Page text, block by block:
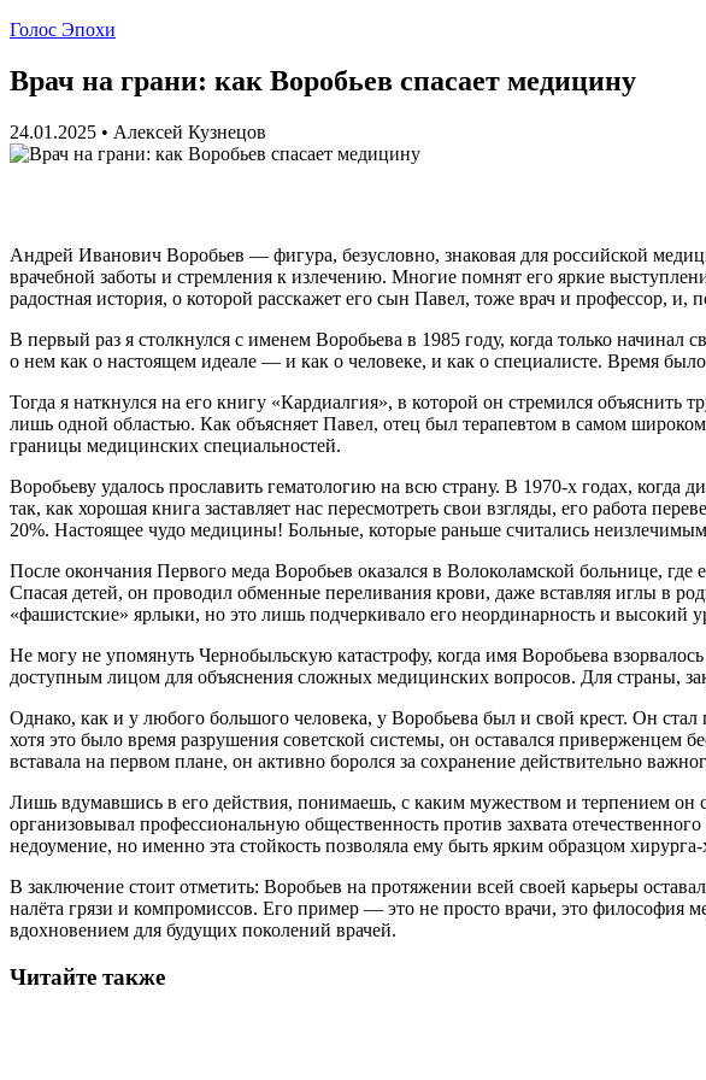
Голос Эпохи
Врач на грани: как Воробьев спасает медицину
24.01.2025 • Алексей Кузнецов
Андрей Иванович Воробьев — фигура, безусловно, знаковая для российской
врачебной заботы и стремления к излечению. Многие помнят его яркие
радостная история, о которой расскажет его сын Павел, тоже врач и профессор,
В первый раз я столкнулся с именем Воробьева в 1985 году, когда только
о нем как о настоящем идеале — и как о человеке, и как о специалисте. Время
Тогда я наткнулся на его книгу «Кардиалгия», в которой он стремился
лишь одной областью. Как объясняет Павел, отец был терапевтом в самом
границы медицинских специальностей.
Воробьеву удалось прославить гематологию на всю страну. В 1970-х годах, когда
так, как хорошая книга заставляет нас пересмотреть свои взгляды, его работа
20%. Настоящее чудо медицины! Больные, которые раньше считались
После окончания Первого меда Воробьев оказался в Волоколамской больнице,
Спасая детей, он проводил обменные переливания крови, даже вставляя иглы в
«фашистские» ярлыки, но это лишь подчеркивало его неординарность и высокий
Не могу не упомянуть Чернобыльскую катастрофу, когда имя Воробьева
доступным лицом для объяснения сложных медицинских вопросов. Для страны,
Однако, как и у любого большого человека, у Воробьева был и свой крест. Он
хотя это было время разрушения советской системы, он оставался
вставала на первом плане, он активно боролся за сохранение действительно
Лишь вдумавшись в его действия, понимаешь, с каким мужеством и терпением
организовывал профессиональную общественность против захвата
недоумение, но именно эта стойкость позволяла ему быть ярким образцом
В заключение стоит отметить: Воробьев на протяжении всей своей карьеры
налёта грязи и компромиссов. Его пример — это не просто врачи, это философия
вдохновением для будущих поколений врачей.
Читайте также